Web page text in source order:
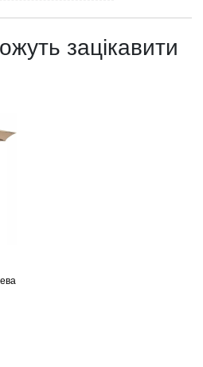
зацікавити